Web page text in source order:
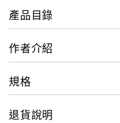
中公園醉人的卡拉OK歌
富有魔力的美濃大灶燒
這些是大家也許從未留
心和無比的熱情，錄下
產品目錄
作者介紹
規格
退貨說明